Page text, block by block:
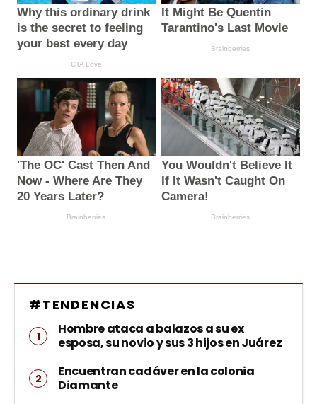
#TENDENCIAS
Hombre ataca a balazos a su ex
esposa, su novio y sus 3 hijos en Juárez
Encuentran cadáver en la colonia
Diamante